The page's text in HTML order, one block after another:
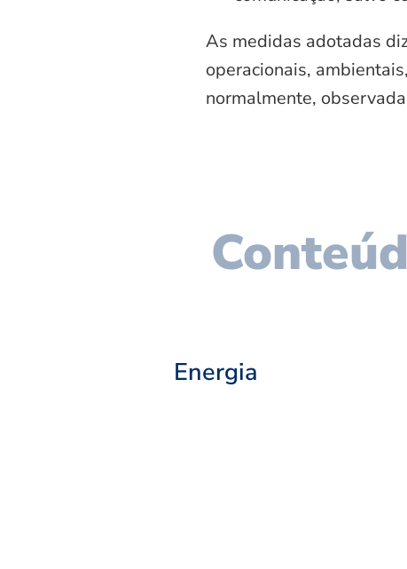
As medidas adotadas
operacionais,
normalmente,
Energia